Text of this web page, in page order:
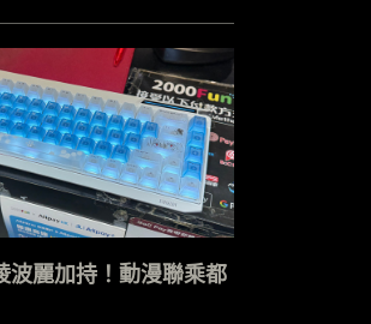
波麗加持！動漫聯乘都